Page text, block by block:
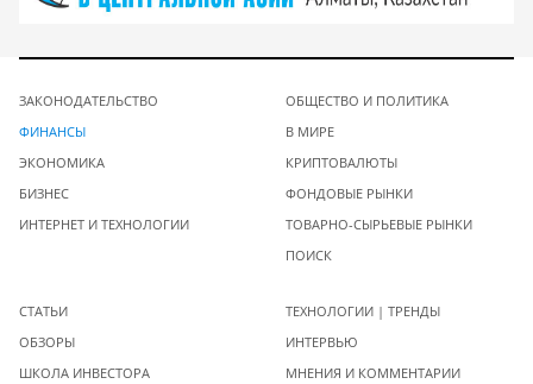
ЗАКОНОДАТЕЛЬСТВО
ФИНАНСЫ
ЭКОНОМИКА
БИЗНЕС
ИНТЕРНЕТ И ТЕХНОЛОГИИ
ОБЩЕСТВО И ПОЛИТИКА
В МИРЕ
КРИПТОВАЛЮТЫ
ФОНДОВЫЕ РЫНКИ
ТОВАРНО-СЫРЬЕВЫЕ РЫНКИ
ПОИСК
СТАТЬИ
ОБЗОРЫ
ШКОЛА ИНВЕСТОРА
ТЕХНОЛОГИИ | ТРЕНДЫ
ИНТЕРВЬЮ
МНЕНИЯ И КОММЕНТАРИИ